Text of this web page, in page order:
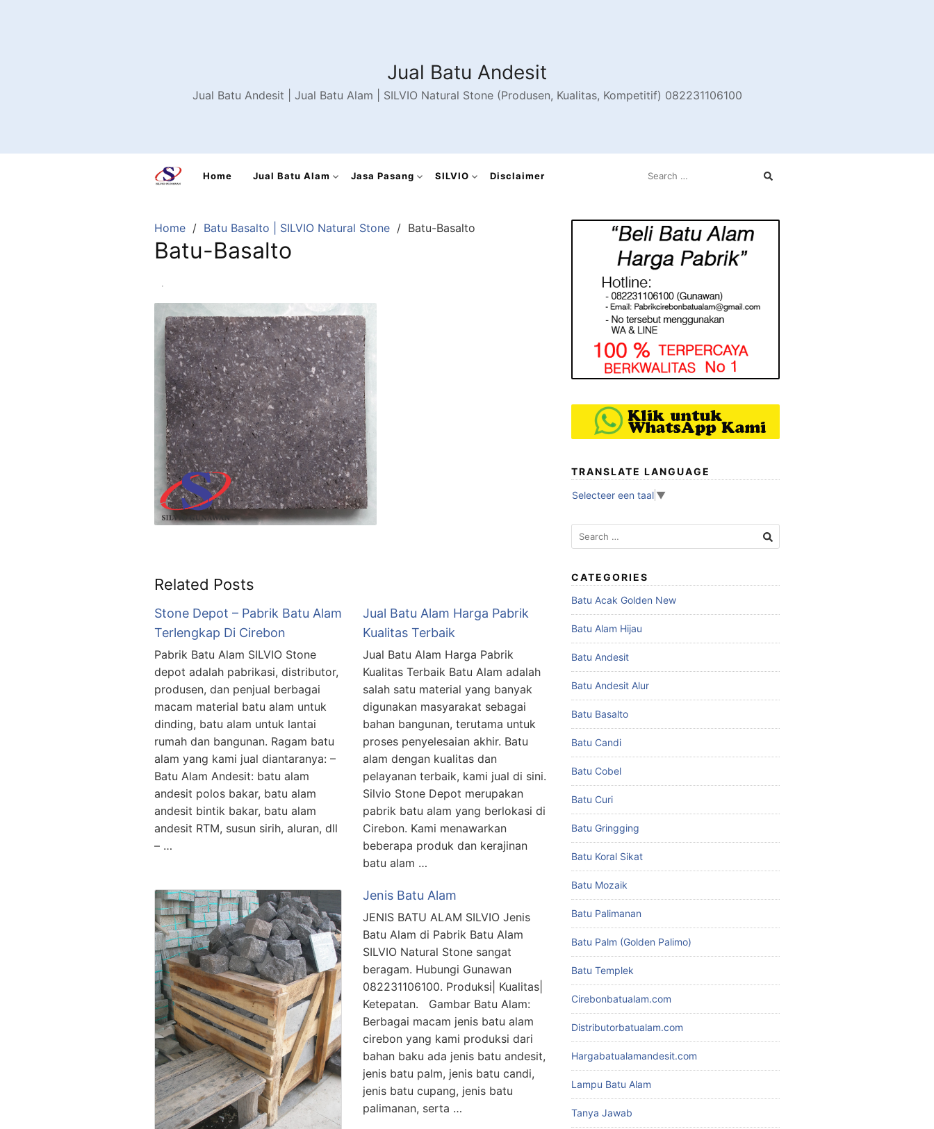
Jual Batu Andesit
Jual Batu Andesit | Jual Batu Alam | SILVIO Natural Stone (Produsen, Kualitas, Kompetitif) 082231106100
Home Jual Batu Alam Jasa Pasang SILVIO Disclaimer
SEARCH
Home Batu Basalto | SILVIO Natural Stone Batu-Basalto
Batu-Basalto
·
Related Posts
Stone Depot – Pabrik Batu Alam
Terlengkap Di Cirebon
Pabrik Batu Alam SILVIO Stone
depot adalah pabrikasi, distributor,
produsen, dan penjual berbagai
macam material batu alam untuk
dinding, batu alam untuk lantai
rumah dan bangunan. Ragam batu
alam yang kami jual diantaranya: –
Batu Alam Andesit: batu alam
andesit polos bakar, batu alam
andesit bintik bakar, batu alam
andesit RTM, susun sirih, aluran, dll
– …
Jual Batu Alam Harga Pabrik
Kualitas Terbaik
Jual Batu Alam Harga Pabrik
Kualitas Terbaik Batu Alam adalah
salah satu material yang banyak
digunakan masyarakat sebagai
bahan bangunan, terutama untuk
proses penyelesaian akhir. Batu
alam dengan kualitas dan
pelayanan terbaik, kami jual di sini.
Silvio Stone Depot merupakan
pabrik batu alam yang berlokasi di
Cirebon. Kami menawarkan
beberapa produk dan kerajinan
batu alam …
Jenis Batu Alam
JENIS BATU ALAM SILVIO Jenis
Batu Alam di Pabrik Batu Alam
SILVIO Natural Stone sangat
beragam. Hubungi Gunawan
082231106100. Produksi| Kualitas|
Ketepatan. Gambar Batu Alam:
Berbagai macam jenis batu alam
cirebon yang kami produksi dari
bahan baku ada jenis batu andesit,
jenis batu palm, jenis batu candi,
jenis batu cupang, jenis batu
palimanan, serta …
TRANSLATE LANGUAGE
Selecteer een taal ▼
Search
for:
CATEGORIES
Batu Acak Golden New
Batu Alam Hijau
Batu Andesit
Batu Andesit Alur
Batu Basalto
Batu Candi
Batu Cobel
Batu Curi
Batu Gringging
Batu Koral Sikat
Batu Mozaik
Batu Palimanan
Batu Palm (Golden Palimo)
Batu Templek
Cirebonbatualam.com
Distributorbatualam.com
Hargabatualamandesit.com
Lampu Batu Alam
Tanya Jawab